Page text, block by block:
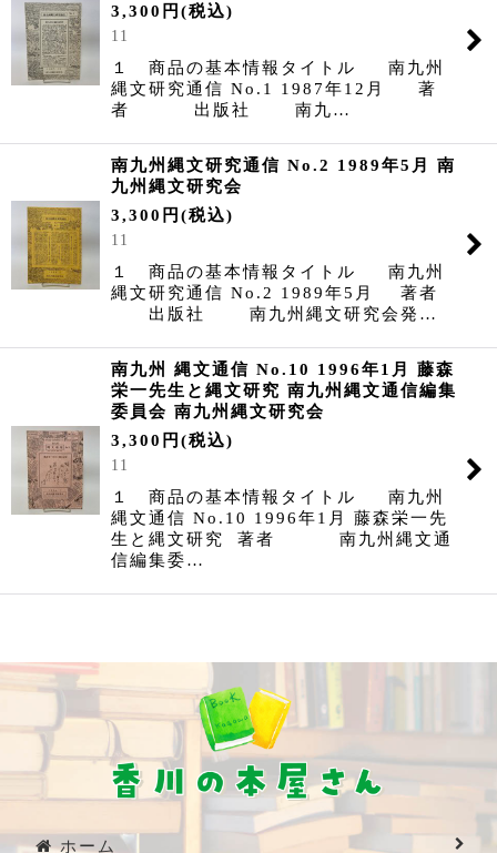
3,300 円 (税込)
11
１ 商品の基本情報タイトル 南九州
縄文研究通信 No.1 1987年12月 著
者 出版社 南九…
南九州縄文研究通信 No.2 1989年5月 南
九州縄文研究会
3,300 円 (税込)
11
１ 商品の基本情報タイトル 南九州
縄文研究通信 No.2 1989年5月 著者
出版社 南九州縄文研究会発…
南九州 縄文通信 No.10 1996年1月 藤森
栄一先生と縄文研究 南九州縄文通信編集
委員会 南九州縄文研究会
3,300 円 (税込)
11
１ 商品の基本情報タイトル 南九州
縄文通信 No.10 1996年1月 藤森栄一先
生と縄文研究 著者 南九州縄文通
信編集委…
ホーム